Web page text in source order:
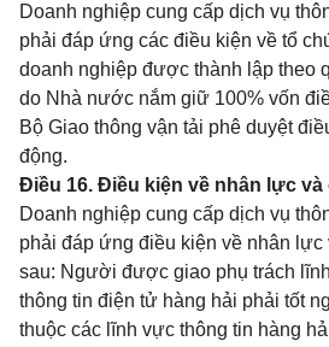
Doanh nghiệp cung cấp dịch vụ
phải đáp ứng các điều kiện về tổ
doanh nghiệp được thành lập theo
do Nhà nước nắm giữ 100% vốn
Bộ Giao thông vận tải phê duyệt
động.
Điều 16. Điều kiện về nhân lực và
Doanh nghiệp cung cấp dịch vụ
phải đáp ứng điều kiện về nhân
sau: Người được giao phụ trách
thông tin điện tử hàng hải phải tốt
thuộc các lĩnh vực thông tin hàng